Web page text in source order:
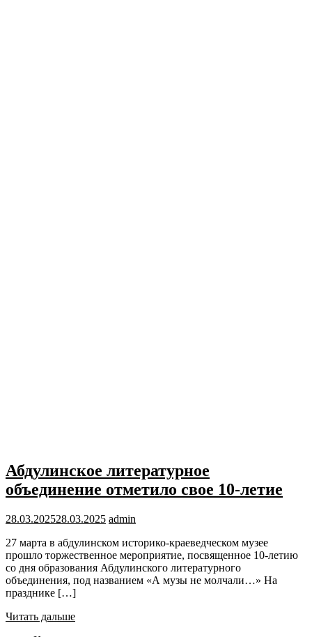
Абдулинское литературное
объединение отметило свое 10-летие
28.03.202528.03.2025 admin
27 марта в абдулинском историко-краеведческом музее
прошло торжественное мероприятие, посвященное 10-летию
со дня образования Абдулинского литературного
объединения, под названием «А музы не молчали…» На
празднике […]
Читать дальше